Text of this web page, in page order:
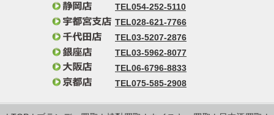
TEL054-252-5110
TEL028-621-7766
TEL03-5207-2876
TEL03-5962-8077
TEL06-6796-8833
TEL075-585-2908